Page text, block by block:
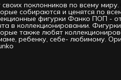
поклонников по всему
собираются и ценятся по
фигурки Фанко ПОП -
в коллекционировании.
также любят
ребенку, себе- любимому.